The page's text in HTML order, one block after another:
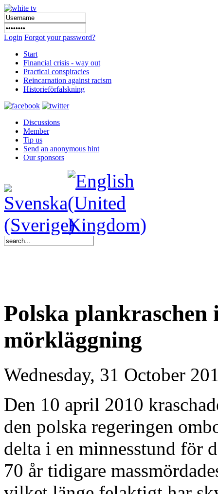
Login Forgot your password?
Start
Financial crisis - way out
Practical conspiracies
Reincarnation against racism
Historieförfalskning
Discussions
Member
Tip us
Send an anonymous hint
Our sponsors
Polska
mörkläggning
Wednesday, 31 October
Den 10 april 2010
den polska regeringen
delta i en minnesstund för
70 år tidigare